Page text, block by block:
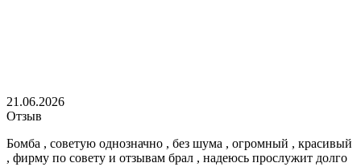
21.06.2026
Отзыв
Бомба , советую однозначно , без шума , огромный , красивый
, фирму по совету и отзывам брал , надеюсь прослужит долго